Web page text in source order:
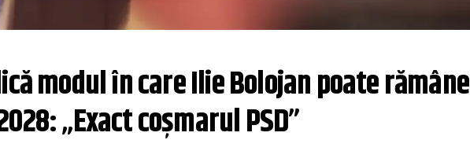
modul în care Ilie Bolojan poate rămâne
„Exact coşmarul PSD”